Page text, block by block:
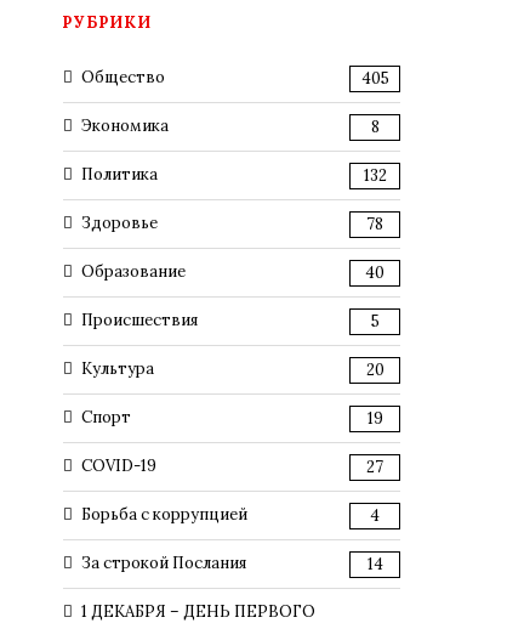
РУБРИКИ
Общество 405
Экономика 8
Политика 132
Здоровье 78
Образование 40
Происшествия 5
Культура 20
Спорт 19
COVID-19 27
Борьба с коррупцией 4
За строкой Послания 14
1 ДЕКАБРЯ – ДЕНЬ ПЕРВОГО